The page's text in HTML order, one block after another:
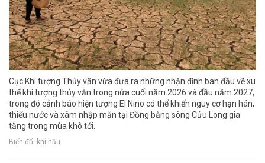
Cục Khí tượng Thủy văn vừa đưa ra những nhận định ban đầu về xu
thế khí tượng thủy văn trong nửa cuối năm 2026 và đầu năm 2027,
trong đó cảnh báo hiện tượng El Nino có thể khiến nguy cơ hạn hán,
thiếu nước và xâm nhập mặn tại Đồng bằng sông Cửu Long gia
tăng trong mùa khô tới.
Biến đổi khí hậu